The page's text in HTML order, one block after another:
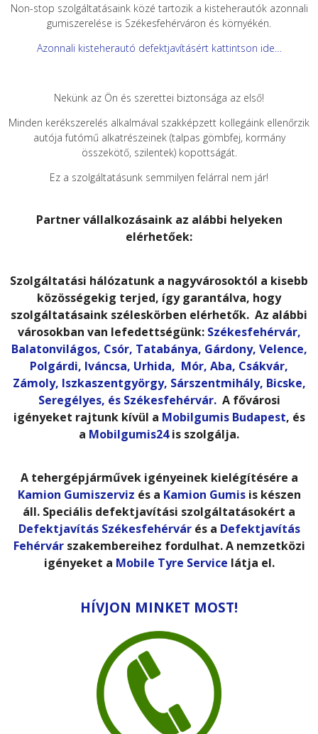
Non-stop szolgáltatásaink közé tartozik a kisteherautók azonnali
gumiszerelése is Székesfehérváron és környékén.
Azonnali kisteherautó defektjavításért kattintson ide…
Nekünk az Ön és szerettei biztonsága az első!
Minden kerékszerelés alkalmával szakképzett kollegáink ellenőrzik
autója futómű alkatrészeinek (talpas gömbfej, kormány
összekötő, szilentek) kopottságát.
Ez a szolgáltatásunk semmilyen felárral nem jár!
Partner vállalkozásaink az alábbi helyeken
elérhetőek:
Szolgáltatási hálózatunk a nagyvárosoktól a kisebb
közösségekig terjed, így garantálva, hogy
szolgáltatásaink széleskörben elérhetők. Az alábbi
városokban van lefedettségünk: Székesfehérvár,
Balatonvilágos, Csór, Tatabánya, Gárdony, Velence,
Polgárdi, Iváncsa, Urhida, Mór, Aba, Csákvár,
Zámoly, Iszkaszentgyörgy, Sárszentmihály, Bicske,
Seregélyes, és Székesfehérvár. A fővárosi
igényeket rajtunk kívül a Mobilgumis Budapest, és
a Mobilgumis24is szolgálja.
A tehergépjárművek igényeinek kielégítésére a
Kamion Gumiszerviz és a Kamion Gumisis készen
áll. Speciális defektjavítási szolgáltatásokért a
Defektjavítás Székesfehérvárés a Defektjavítás
Fehérvárszakembereihez fordulhat. A nemzetközi
igényeket a Mobile Tyre Service látja el.
HÍVJON MINKET MOST!